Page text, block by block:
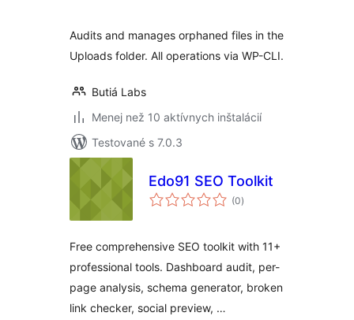
Audits and manages orphaned files in the
Uploads folder. All operations via WP-CLI.
Butiá Labs
Menej než 10 aktívnych inštalácií
Testované s 7.0.3
Edo91 SEO Toolkit
(0celkové
hodnotenie
)
Free comprehensive SEO toolkit with 11+
professional tools. Dashboard audit, per-
page analysis, schema generator, broken
link checker, social preview, …